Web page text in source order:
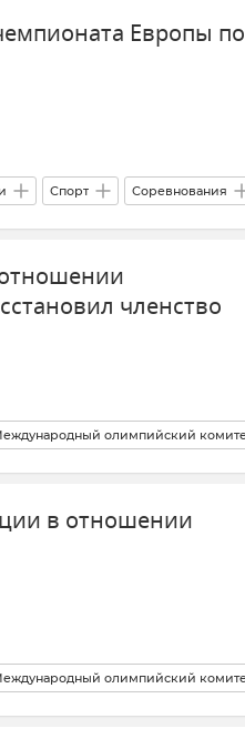
Европы по
Спорт Соревнования
членство
олимпийский
Спорт
в отношении
олимпийский
Белоруссия